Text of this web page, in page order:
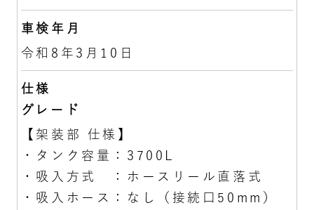
車検年月
令和8年3月10日
仕様
グレード
【架装部 仕様】
・タンク容量：3700L
・吸入方式 ：ホースリール直落式
・吸入ホース：なし（接続口50mm）